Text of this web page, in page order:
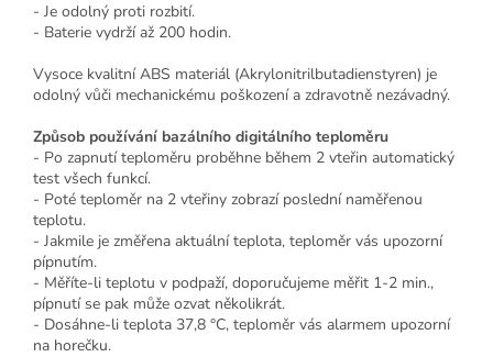
- Je odolný proti rozbití.
- Baterie vydrží až 200 hodin.
Vysoce kvalitní ABS materiál (Akrylonitrilbutadienstyren) je
odolný vůči mechanickému poškození a zdravotně nezávadný.
Způsob používání bazálního digitálního teploměru
- Po zapnutí teploměru proběhne během 2 vteřin automatický
test všech funkcí.
- Poté teploměr na 2 vteřiny zobrazí poslední naměřenou
teplotu.
- Jakmile je změřena aktuální teplota, teploměr vás upozorní
pípnutím.
- Měříte-li teplotu v podpaží, doporučujeme měřit 1-2 min.,
pípnutí se pak může ozvat několikrát.
- Dosáhne-li teplota 37,8 °C, teploměr vás alarmem upozorní
na horečku.